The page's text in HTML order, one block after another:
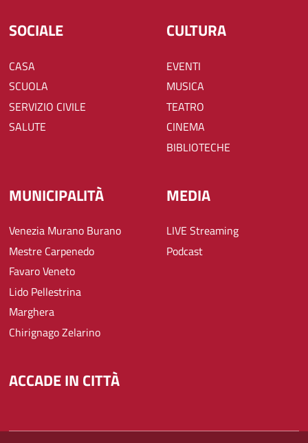
SOCIALE
CASA
SCUOLA
SERVIZIO CIVILE
SALUTE
CULTURA
EVENTI
MUSICA
TEATRO
CINEMA
BIBLIOTECHE
MUNICIPALITÀ
Venezia Murano Burano
Mestre Carpenedo
Favaro Veneto
Lido Pellestrina
Marghera
Chirignago Zelarino
MEDIA
LIVE Streaming
Podcast
ACCADE IN CITTÀ